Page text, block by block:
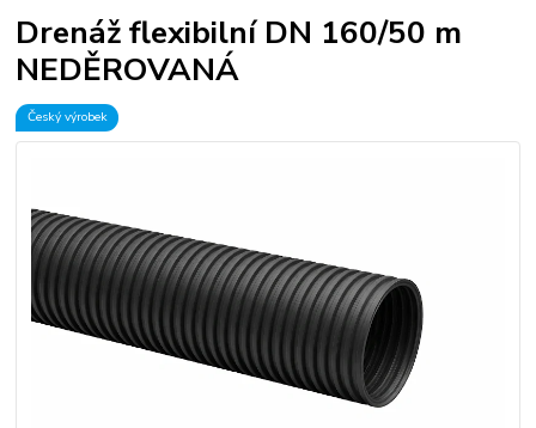
Drenáž flexibilní DN 160/50 m
NEDĚROVANÁ
Český výrobek